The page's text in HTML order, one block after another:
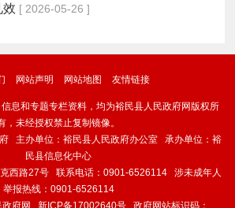
效 [ 2026-05-26 ]
网站声明 网站地图 友情链接
息和专题专栏资料，均为裕民县人民政府网版权所
，未经授权禁止复制镜像。
主办单位：裕民县人民政府办公室 承办单位：裕
民县信息化中心
西路27号 联系电话：0901-6526114 涉未成年人
举报热线：0901-6526114
政府网 新ICP备17002640号 政府网站标识码：